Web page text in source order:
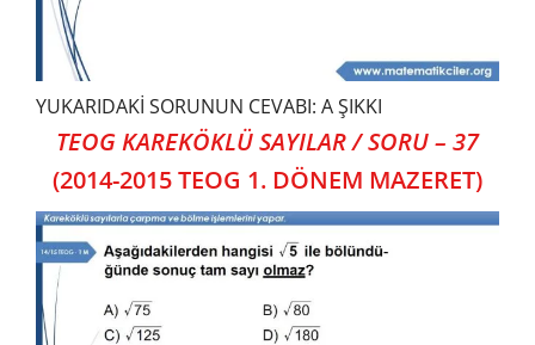
YUKARIDAKİ SORUNUN CEVABI: A ŞIKKI
TEOG KAREKÖKLÜ SAYILAR / SORU – 37
(2014-2015 TEOG 1. DÖNEM MAZERET)